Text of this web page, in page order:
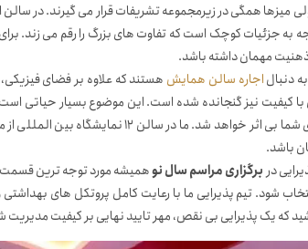
همگی در زیرمجموعه تشریفات قرار می گیرند. در سالن
به جزئیات کوچک است که تفاوت های بزرگ را رقم می زند.
ذهنیت مهمان داشته باشد.
دنبالاجاره سالن همایش هستند که علاوه بر فضای
با کیفیت نیز گنجانده شده است. این موضوع بسیار حیاتی
نرسد، تمام تلاش های شما بی اثر
باشد.
در برگزاری مراسم سال نوهمیشه مورد توجه ترین قسمت
شود. تیم پذیرایی ما با رعایت کامل پروتکل های
که یک پذیرایی بی نقص، مهر تایید نهایی بر کیفیت مدیریت